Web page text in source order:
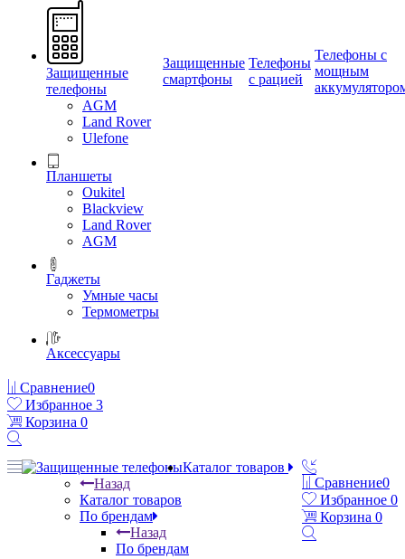
Защищенные
телефоны
AGM
Land Rover
Ulefone
Планшеты
Oukitel
Blackview
Land Rover
AGM
Гаджеты
Умные часы
Термометры
Аксессуары
Защищенные
смартфоны
Телефоны
с рацией
Телефоны с
мощным
Сравнение0
Избранное 3
Корзина 0
Сравнение0
Избранное 0
Корзина 0
Каталог товаров
Назад
Каталог товаров
По брендам
Назад
По брендам